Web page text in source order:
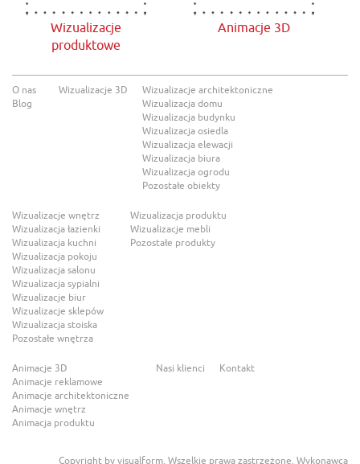
Wizualizacje
produktowe
Animacje 3D
O nas
Blog
Wizualizacje 3D
Wizualizacje architektoniczne
Wizualizacja domu
Wizualizacja budynku
Wizualizacja osiedla
Wizualizacja elewacji
Wizualizacja biura
Wizualizacja ogrodu
Pozostałe obiekty
Wizualizacje wnętrz
Wizualizacja łazienki
Wizualizacja kuchni
Wizualizacja pokoju
Wizualizacja salonu
Wizualizacja sypialni
Wizualizacje biur
Wizualizacje sklepów
Wizualizacja stoiska
Pozostałe wnętrza
Wizualizacja produktu
Wizualizacje mebli
Pozostałe produkty
Animacje 3D
Animacje reklamowe
Animacje architektoniczne
Animacje wnętrz
Animacja produktu
Nasi klienci Kontakt
Copyright by visualform. Wszelkie prawa zastrzeżone. Wykonawca